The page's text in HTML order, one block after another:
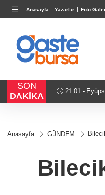
Anasayfa Yazarlar Foto
BGN
27,9743 %-0,22
SON
DAKİKA
21:01 -
Anasayfa GÜNDEM